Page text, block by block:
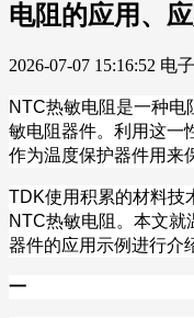
电阻的应用、
2026-07-07 15:16:52 电
NTC热敏电阻是一种电
敏电阻器件。利用这一
作为温度保护器件用来
TDK使用积累的材料技
NTC热敏电阻。本文就
器件的应用示例进行介
一